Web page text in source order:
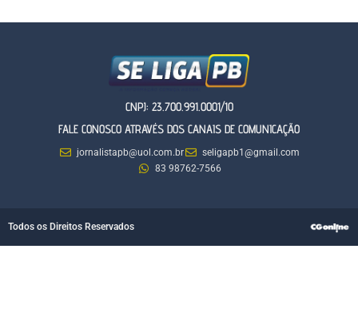
CNPJ: 23.700.991.0001/10
FALE CONOSCO ATRAVÉS DOS CANAIS DE COMUNICAÇÃO
jornalistapb@uol.com.br
seligapb1@gmail.com
83 98762-7566
Todos os Direitos Reservados